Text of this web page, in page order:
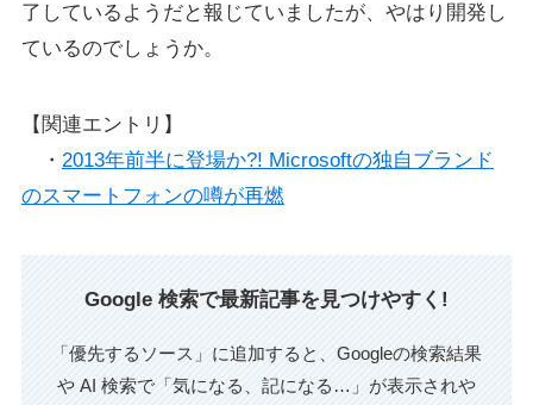
了しているようだと報じていましたが、やはり開発し
ているのでしょうか。
【関連エントリ】
・ 2013年前半に登場か?! Microsoftの独自ブランド
のスマートフォンの噂が再燃
Google 検索で最新記事を見つけやすく!
「優先するソース」に追加すると、Googleの検索結果
や AI 検索で「気になる、記になる…」が表示されや